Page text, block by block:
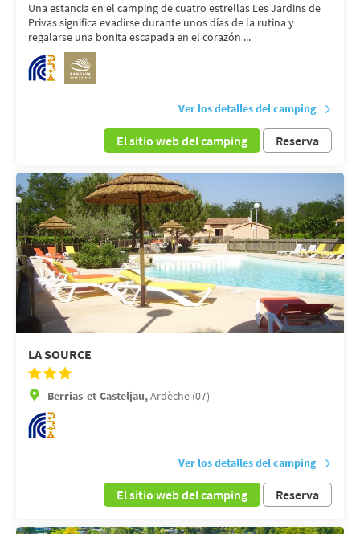
Una estancia en el camping de cuatro estrellas Les Jardins de
Privas significa evadirse durante unos días de la rutina y
regalarse una bonita escapada en el corazón ...
Ver los detalles del camping
El sitio web del camping Reserva
LA SOURCE
Berrias-et-Casteljau,Ardèche (07)
Ver los detalles del camping
El sitio web del camping Reserva